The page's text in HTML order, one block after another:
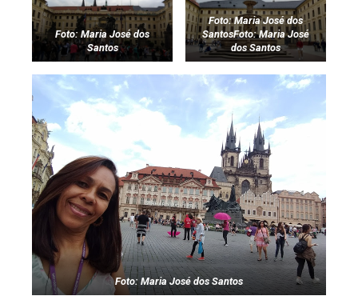
Foto: Maria José dos
Santos
Foto: Maria José dos
SantosFoto: Maria José
dos Santos
Foto: Maria José dos Santos